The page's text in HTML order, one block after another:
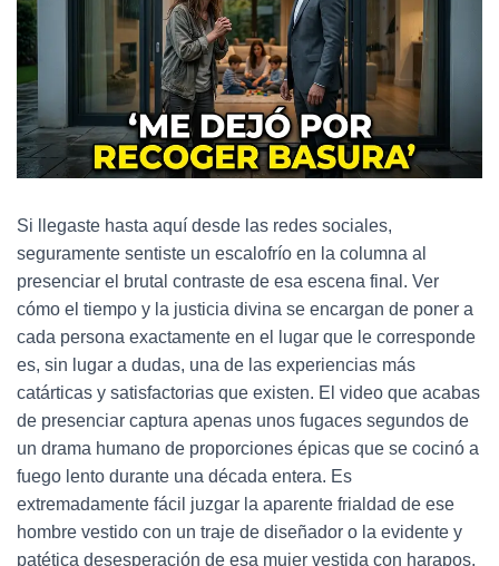
Si llegaste hasta aquí desde las redes sociales,
seguramente sentiste un escalofrío en la columna al
presenciar el brutal contraste de esa escena final. Ver
cómo el tiempo y la justicia divina se encargan de poner a
cada persona exactamente en el lugar que le corresponde
es, sin lugar a dudas, una de las experiencias más
catárticas y satisfactorias que existen. El video que acabas
de presenciar captura apenas unos fugaces segundos de
un drama humano de proporciones épicas que se cocinó a
fuego lento durante una década entera. Es
extremadamente fácil juzgar la aparente frialdad de ese
hombre vestido con un traje de diseñador o la evidente y
patética desesperación de esa mujer vestida con harapos,